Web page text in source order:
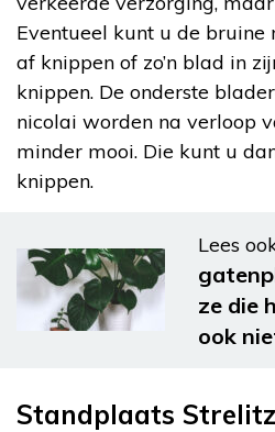
Eventueel kunt u de bruine
af knippen of zo’n blad in
knippen. De onderste
nicolai worden na verloop
minder mooi. Die kunt u
knippen.
Lees
ze die
ook
Standplaats